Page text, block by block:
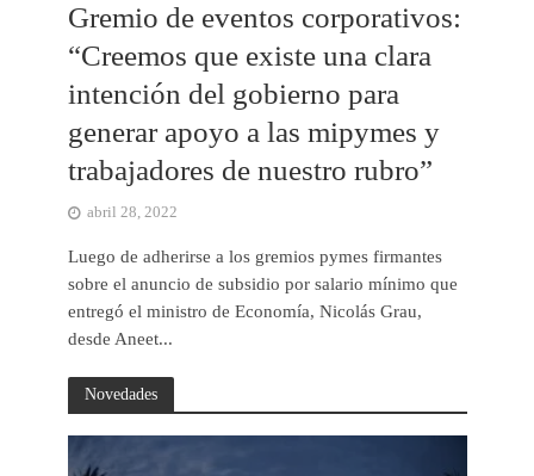
Gremio de eventos corporativos:
“Creemos que existe una clara
intención del gobierno para
generar apoyo a las mipymes y
trabajadores de nuestro rubro”
abril 28, 2022
Luego de adherirse a los gremios pymes firmantes
sobre el anuncio de subsidio por salario mínimo que
entregó el ministro de Economía, Nicolás Grau,
desde Aneet...
Novedades